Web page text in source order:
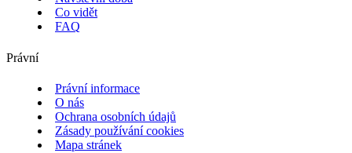
Co vidět
FAQ
Právní
Právní informace
O nás
Ochrana osobních údajů
Zásady používání cookies
Mapa stránek